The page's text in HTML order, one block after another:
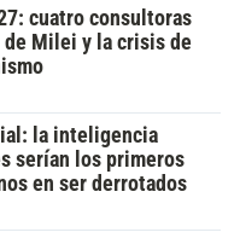
cuatro consultoras
Milei y la crisis de
la inteligencia
serían los primeros
en ser derrotados